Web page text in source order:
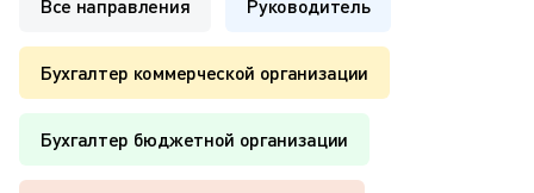
Все направления Руководитель
Бухгалтер коммерческой организации
Бухгалтер бюджетной организации